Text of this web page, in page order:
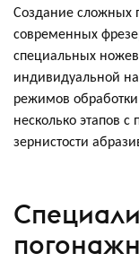
Создание сложных
современных
специальных
индивидуальной
режимов
несколько этапов
зернистости